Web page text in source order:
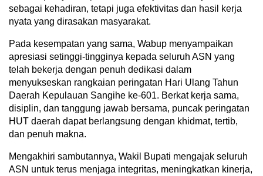
sebagai kehadiran, tetapi juga efektivitas dan hasil kerja
nyata yang dirasakan masyarakat.
Pada kesempatan yang sama, Wabup menyampaikan
apresiasi setinggi-tingginya kepada seluruh ASN yang
telah bekerja dengan penuh dedikasi dalam
menyukseskan rangkaian peringatan Hari Ulang Tahun
Daerah Kepulauan Sangihe ke-601. Berkat kerja sama,
disiplin, dan tanggung jawab bersama, puncak peringatan
HUT daerah dapat berlangsung dengan khidmat, tertib,
dan penuh makna.
Mengakhiri sambutannya, Wakil Bupati mengajak seluruh
ASN untuk terus menjaga integritas, meningkatkan kinerja,